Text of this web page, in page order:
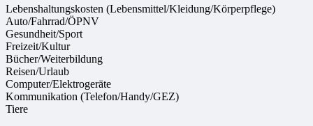
Lebenshaltungskosten (Lebensmittel/Kleidung/Körperpflege)
Auto/Fahrrad/ÖPNV
Gesundheit/Sport
Freizeit/Kultur
Bücher/Weiterbildung
Reisen/Urlaub
Computer/Elektrogeräte
Kommunikation (Telefon/Handy/GEZ)
Tiere